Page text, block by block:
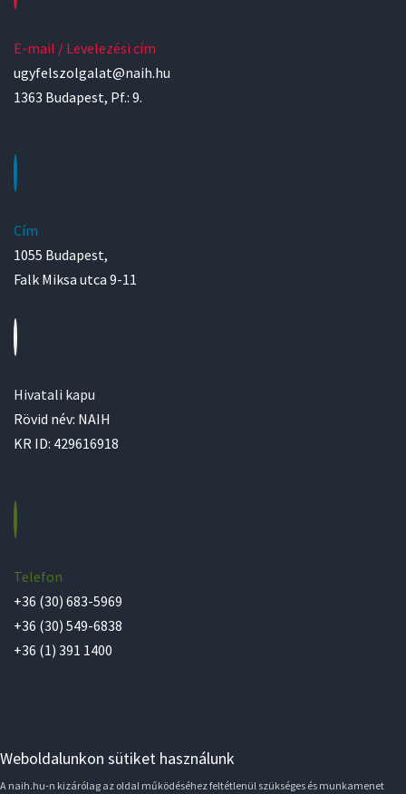
E-mail / Levelezési cím
ugyfelszolgalat@naih.hu
1363 Budapest, Pf.: 9.
Cím
1055 Budapest,
Falk Miksa utca 9-11
Hivatali kapu
Rövid név: NAIH
KR ID: 429616918
Telefon
+36 (30) 683-5969
+36 (30) 549-6838
+36 (1) 391 1400
Weboldalunkon sütiket használunk
A naih.hu-n kizárólag az oldal működéséhez feltétlenül szükséges és munkamenet